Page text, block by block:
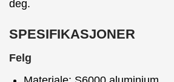
deg.
SPESIFIKASJONER
Felg